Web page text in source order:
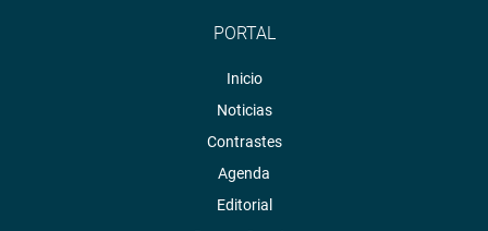
PORTAL
Inicio
Noticias
Contrastes
Agenda
Editorial